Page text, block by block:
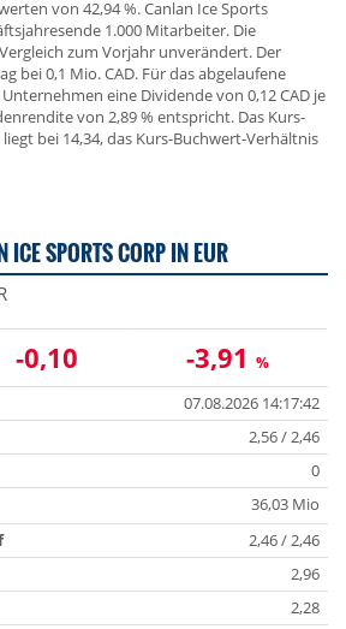
von 42,94 %. Canlan Ice Sports
1.000 Mitarbeiter. Die
zum Vorjahr unverändert. Der
bei 0,1 Mio. CAD. Für das abgelaufene
eine Dividende von 0,12 CAD je
von 2,89 % entspricht. Das Kurs-
bei 14,34, das Kurs-Buchwert-Verhältnis
ICE SPORTS CORP IN EUR
-0,10 -3,91 %
07.08.2026 14:17:42
2,56 / 2,46
0
36,03 Mio
2,46 / 2,46
2,96
2,28